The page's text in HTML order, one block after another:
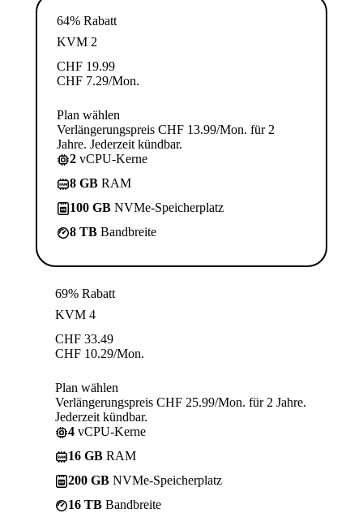
64% Rabatt
KVM 2
CHF 19.99
CHF 7.29/Mon.
Plan wählen
Verlängerungspreis CHF 13.99/Mon. für 2
Jahre. Jederzeit kündbar.
2 vCPU-Kerne
8 GB RAM
100 GB NVMe-Speicherplatz
8 TB Bandbreite
69% Rabatt
KVM 4
CHF 33.49
CHF 10.29/Mon.
Plan wählen
Verlängerungspreis CHF 25.99/Mon. für 2 Jahre.
Jederzeit kündbar.
4 vCPU-Kerne
16 GB RAM
200 GB NVMe-Speicherplatz
16 TB Bandbreite